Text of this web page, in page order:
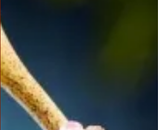
望：希望向塔行仁波且看齊，能成立一個佛
堂。當我把這個願望呈報 師父，師父說 佛菩
薩會滿我的願。好感恩啊，當時我想未來得
努力賺錢，才有能力租一個地方成立佛堂吧
時序來到爸爸往生時，那段期間我的思緒和
神陷入低潮混亂。妹婿汶松提出了想法，既
這個房子是爸爸媽媽留下來的，我們就來成
佛堂利益眾生吧，這樣才更有意義。